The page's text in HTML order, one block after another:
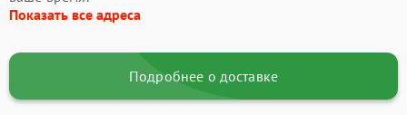
Показать все адреса
Подробнее о доставке